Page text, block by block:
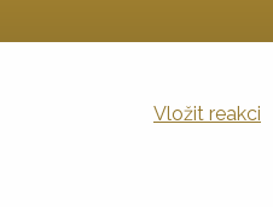
Vložit reakci